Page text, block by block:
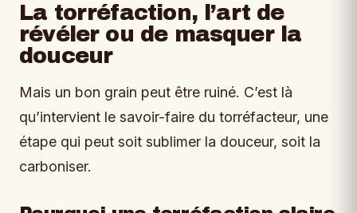
La torréfaction, l’art de
révéler ou de masquer la
douceur
Mais un bon grain peut être ruiné. C’est là
qu’intervient le savoir-faire du torréfacteur, une
étape qui peut soit sublimer la douceur, soit la
carboniser.